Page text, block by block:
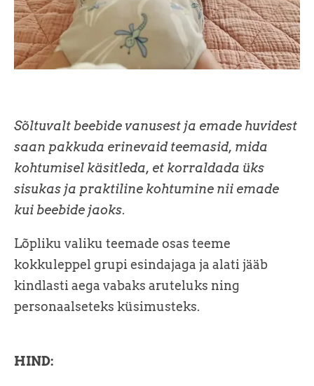
Sõltuvalt beebide vanusest ja emade huvidest
saan pakkuda erinevaid teemasid, mida
kohtumisel käsitleda, et korraldada üks
sisukas ja praktiline kohtumine nii emade
kui beebide jaoks.
Lõpliku valiku teemade osas teeme
kokkuleppel grupi esindajaga ja alati jääb
kindlasti aega vabaks aruteluks ning
personaalseteks küsimusteks.
HIND: